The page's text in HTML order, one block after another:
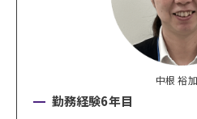
中根 裕
勤務経験6年目